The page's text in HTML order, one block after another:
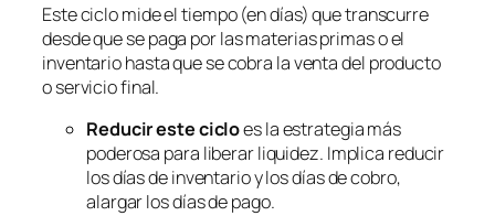
Este ciclo mide el tiempo (en días) que transcurre
desde que se paga por las materias primas o el
inventario hasta que se cobra la venta del producto
o servicio final.
Reducir este cicloes la estrategia más
poderosa para liberar liquidez. Implica reducir
los días de inventario y los días de cobro,
alargar los días de pago.